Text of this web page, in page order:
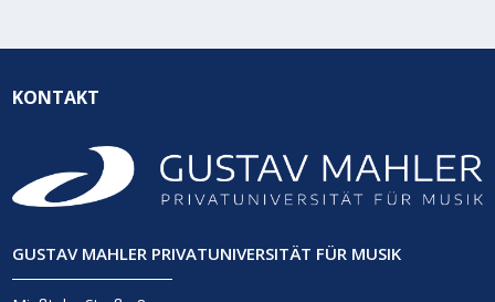
KONTAKT
GUSTAV MAHLER PRIVATUNIVERSITÄT FÜR MUSIK